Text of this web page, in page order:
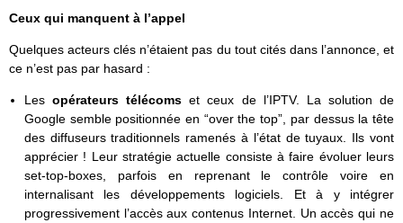
Ceux qui manquent à l’appel
Quelques acteurs clés n’étaient pas du tout cités dans l’annonce, et
ce n’est pas par hasard :
Lesopérateurs télécomset ceux de l’IPTV. La solution de
Google semble positionnée en “over the top”, par dessus la tête
des diffuseurs traditionnels ramenés à l’état de tuyaux. Ils vont
apprécier ! Leur stratégie actuelle consiste à faire évoluer leurs
set-top-boxes, parfois en reprenant le contrôle voire en
internalisant les développements logiciels. Et à y intégrer
progressivement l’accès aux contenus Internet. Un accès qui ne